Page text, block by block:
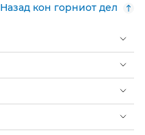
Назад кон горниот дел